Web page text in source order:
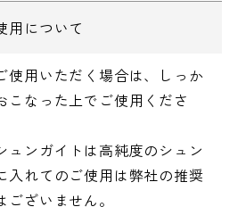
用について
用いただく場合は、しっか
こなった上でご使用くださ
ンガイトは高純度のシュン
入れてのご使用は弊社の推奨
ざいません。